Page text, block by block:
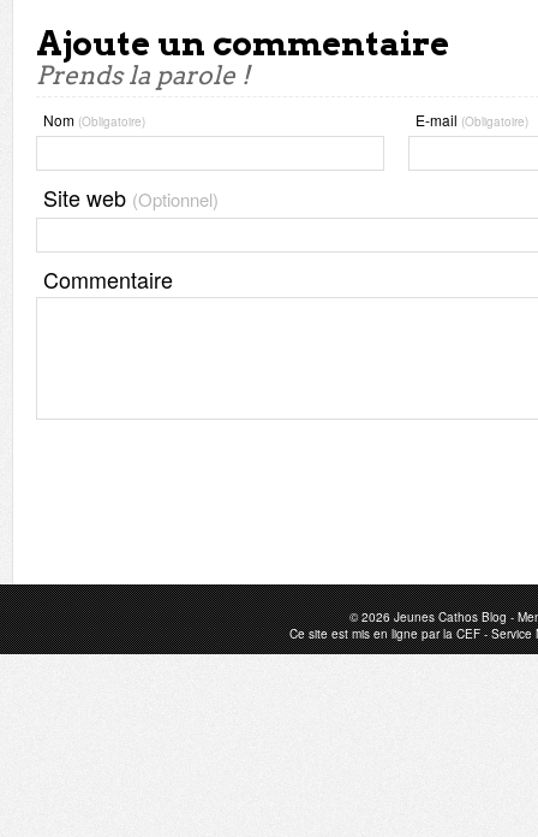
Ajoute un commentaire
Prends la parole !
Nom (Obligatoire) E-mail (Obligatoire)
Site web (Optionnel)
Commentaire
© 2026Jeunes Cathos Blog-
Ce site est mis en ligne par laCEF-Service